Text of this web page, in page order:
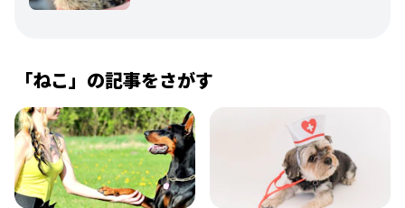
「ねこ」の記事をさがす